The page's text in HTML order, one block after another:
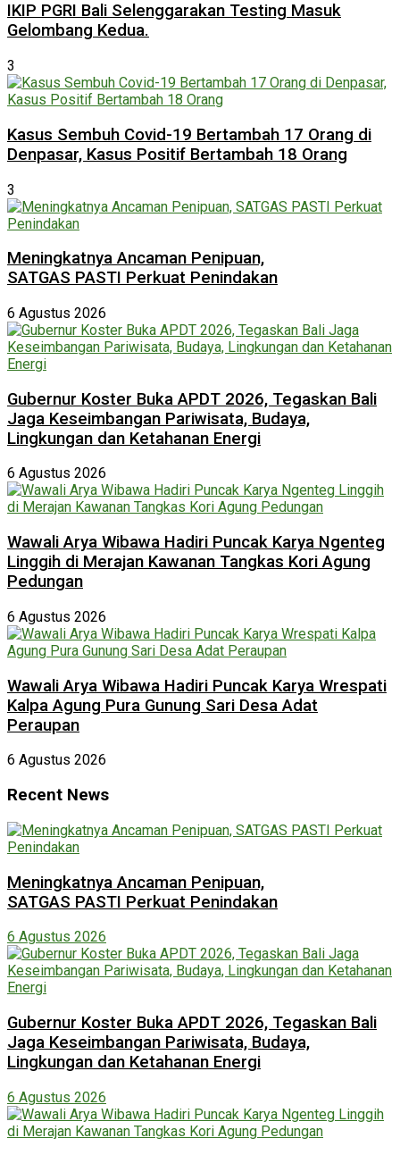
IKIP PGRI Bali Selenggarakan Testing Masuk
Gelombang Kedua.
3
Kasus Sembuh Covid-19 Bertambah 17 Orang di
Denpasar, Kasus Positif Bertambah 18 Orang
3
Meningkatnya Ancaman Penipuan,
SATGAS PASTI Perkuat Penindakan
6 Agustus 2026
Gubernur Koster Buka APDT 2026, Tegaskan Bali
Jaga Keseimbangan Pariwisata, Budaya,
Lingkungan dan Ketahanan Energi
6 Agustus 2026
Wawali Arya Wibawa Hadiri Puncak Karya Ngenteg
Linggih di Merajan Kawanan Tangkas Kori Agung
Pedungan
6 Agustus 2026
Wawali Arya Wibawa Hadiri Puncak Karya Wrespati
Kalpa Agung Pura Gunung Sari Desa Adat
Peraupan
6 Agustus 2026
Recent News
Meningkatnya Ancaman Penipuan,
SATGAS PASTI Perkuat Penindakan
6 Agustus 2026
Gubernur Koster Buka APDT 2026, Tegaskan Bali
Jaga Keseimbangan Pariwisata, Budaya,
Lingkungan dan Ketahanan Energi
6 Agustus 2026